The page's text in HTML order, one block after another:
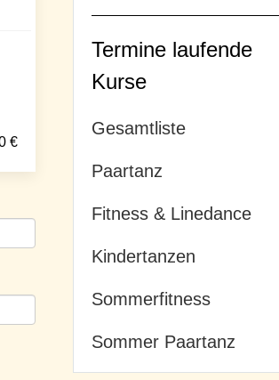
€
Termine laufende
Kurse
Gesamtliste
Paartanz
Fitness & Linedance
Kindertanzen
Sommerfitness
Sommer Paartanz